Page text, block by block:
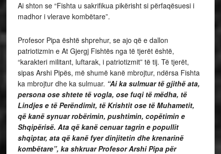
Ai shton se “Fishta u sakrifikua pikërisht si përfaqësuesi i
madhor i vlerave kombëtare”.
Profesor Pipa është shprehur, se ajo që e dallon
patriotizmin e At Gjergj Fishtës nga të tjerët është,
“karakteri militant, luftarak, i patriotizmit” të tij. Të tjerët,
sipas Arshi Pipës, më shumë kanë mbrojtur, ndërsa Fishta
ka mbrojtur dhe ka sulmuar. “Ai ka sulmuar të gjithë ata,
persona ose shtete të vogla, ose fuqi të mëdha, të
Lindjes e të Perëndimit, të Krishtit ose të Muhametit,
që kanë synuar robërimin, pushtimin, copëtimin e
Shqipërisë. Ata që kanë cenuar tagrin e popullit
shqiptar, ata që kanë fyer dinjitetin dhe krenarinë
kombëtare”, ka shkruar Profesor Arshi Pipa për